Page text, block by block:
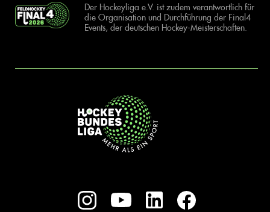
Der Hockeyliga e.V. ist zudem verantwortlich für
die Organisation und Durchführung der Final4
Events, der deutschen Hockey-Meisterschaften.